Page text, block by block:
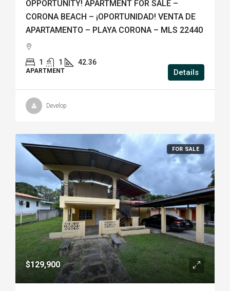
OPPORTUNITY! APARTMENT FOR SALE –
CORONA BEACH – ¡OPORTUNIDAD! VENTA DE
APARTAMENTO – PLAYA CORONA – MLS 22440
1 1 42.36
APARTMENT Details
Develop
FOR SALE
$129,900